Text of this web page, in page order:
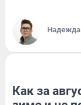
Надежда
Как за